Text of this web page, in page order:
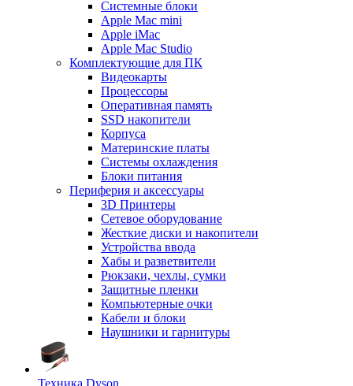
Системные блоки
Apple Mac mini
Apple iMac
Apple Mac Studio
Комплектующие для ПК
Видеокарты
Процессоры
Оперативная память
SSD накопители
Корпуса
Материнские платы
Системы охлаждения
Блоки питания
Периферия и аксессуары
3D Принтеры
Сетевое оборудование
Жесткие диски и накопители
Устройства ввода
Хабы и разветвители
Рюкзаки, чехлы, сумки
Защитные пленки
Компьютерные очки
Кабели и блоки
Наушники и гарнитуры
Техника Dyson